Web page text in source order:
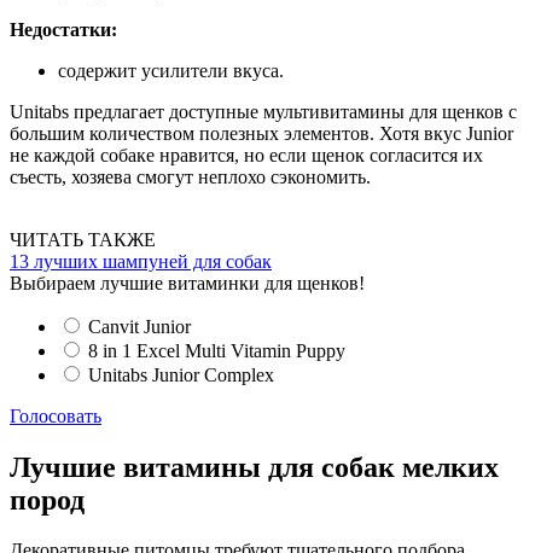
Недостатки:
содержит усилители вкуса.
Unitabs предлагает доступные мультивитамины для щенков с
большим количеством полезных элементов. Хотя вкус Junior
не каждой собаке нравится, но если щенок согласится их
съесть, хозяева смогут неплохо сэкономить.
ЧИТАТЬ ТАКЖЕ
13 лучших шампуней для собак
Выбираем лучшие витаминки для щенков!
Canvit Junior
8 in 1 Excel Multi Vitamin Puppy
Unitabs Junior Complex
Голосовать
Лучшие витамины для собак мелких
пород